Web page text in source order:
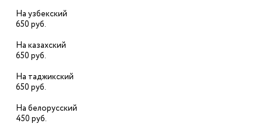
На узбекский
650 руб.
На казахский
650 руб.
На таджикский
650 руб.
На белорусский
450 руб.